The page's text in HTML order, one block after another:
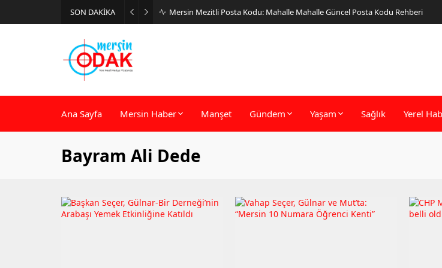
SON DAKİKA Mersin Mezitli Posta Kodu: Mahalle Mahalle Güncel Posta Kodu Rehberi
Ana Sayfa Mersin Haber Manşet Gündem Yaşam Sağlık Yerel
Bayram Ali Dede